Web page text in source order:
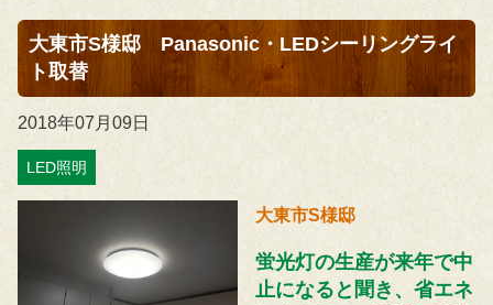
大東市S様邸 Panasonic・LEDシーリングライ
ト取替
2018年07月09日
LED照明
大東市S様邸
蛍光灯の生産が来年で中
止になると聞き、省エネ